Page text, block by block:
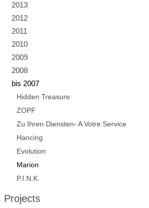
2013
2012
2011
2010
2009
2008
bis 2007
Hidden Treasure
ZOPF
Zu Ihren Diensten- A Votre Service
Hancing
Evolution
Marion
P.I.N.K.
Projects